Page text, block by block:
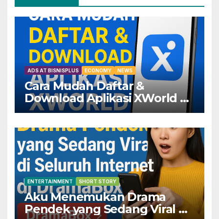
ADS AT BISNISPLUS ECONOMY NEWS
Cara Mudah Daftar &
Download Aplikasi XWorld —
Dapatkan Keuntungannya
ENTERTAINMENT SHORT STORY
Aku Menemukan Drama
Pendek yang Sedang Viral di